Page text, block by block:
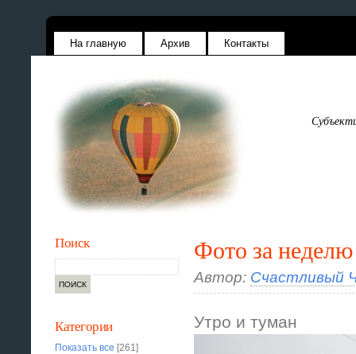
На главную Архив Контакты
Фото за неделю
Автор: Счастливый
Утро и туман
Поиск
Категории
Показать все [261]